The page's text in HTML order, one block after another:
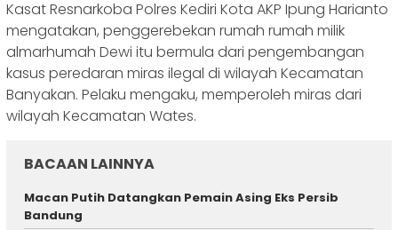
Kasat Resnarkoba Polres Kediri Kota AKP Ipung Harianto
mengatakan, penggerebekan rumah rumah milik
almarhumah Dewi itu bermula dari pengembangan
kasus peredaran miras ilegal di wilayah Kecamatan
Banyakan. Pelaku mengaku, memperoleh miras dari
wilayah Kecamatan Wates.
BACAAN LAINNYA
Macan Putih Datangkan Pemain Asing Eks Persib
Bandung